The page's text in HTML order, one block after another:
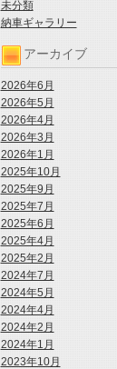
未分類
納車ギャラリー
アーカイブ
2026年6月
2026年5月
2026年4月
2026年3月
2026年1月
2025年10月
2025年9月
2025年7月
2025年6月
2025年4月
2025年2月
2024年7月
2024年5月
2024年4月
2024年2月
2024年1月
2023年10月